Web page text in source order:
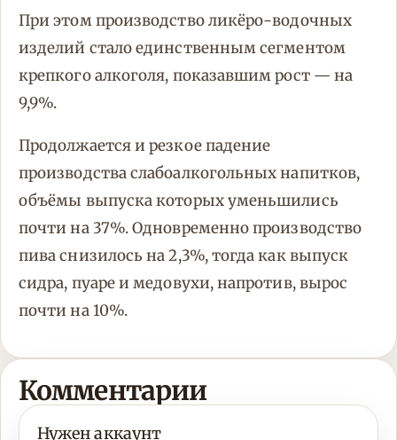
При этом производство ликёро-водочных
изделий стало единственным сегментом
крепкого алкоголя, показавшим рост — на
9,9%.
Продолжается и резкое падение
производства слабоалкогольных напитков,
объёмы выпуска которых уменьшились
почти на 37%. Одновременно производство
пива снизилось на 2,3%, тогда как выпуск
сидра, пуаре и медовухи, напротив, вырос
почти на 10%.
Комментарии
Нужен аккаунт